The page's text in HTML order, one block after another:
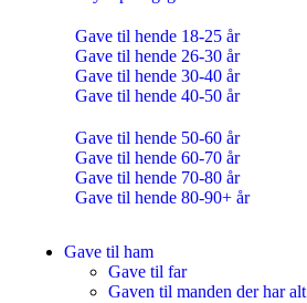
Gave til hende 18-25 år
Gave til hende 26-30 år
Gave til hende 30-40 år
Gave til hende 40-50 år
Gave til hende 50-60 år
Gave til hende 60-70 år
Gave til hende 70-80 år
Gave til hende 80-90+ år
Gave til ham
Gave til far
Gaven til manden der har alt